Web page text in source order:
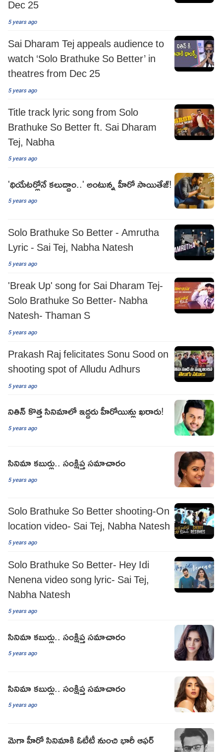
Dec 25
5 years ago
Sai Dharam Tej appeals audience to
watch ‘Solo Brathuke So Better’ in
theatres from Dec 25
5 years ago
Title track lyric song from Solo
Brathuke So Better ft. Sai Dharam
Tej, Nabha
5 years ago
'థియేటర్లోనే కలుద్దాం..' అంటున్న హీరో సాయితేజ్!
5 years ago
Solo Brathuke So Better - Amrutha
Lyric - Sai Tej, Nabha Natesh
5 years ago
'Break Up' song for Sai Dharam Tej-
Solo Brathuke So Better- Nabha
Natesh- Thaman S
5 years ago
Prakash Raj felicitates Sonu Sood on
shooting spot of Alludu Adhurs
5 years ago
నితిన్ కొత్త సినిమాలో ఇద్దరు హీరోయిన్లు ఖరారు!
5 years ago
సినిమా కబుర్లు.. సంక్షిప్త సమాచారం
5 years ago
Solo Brathuke So Better shooting-On
location video- Sai Tej, Nabha Natesh
5 years ago
Solo Brathuke So Better- Hey Idi
Nenena video song lyric- Sai Tej,
Nabha Natesh
5 years ago
సినిమా కబుర్లు.. సంక్షిప్త సమాచారం
5 years ago
సినిమా కబుర్లు.. సంక్షిప్త సమాచారం
5 years ago
మెగా హీరో సినిమాకి ఓటీటీ నుంచి భారీ ఆఫర్